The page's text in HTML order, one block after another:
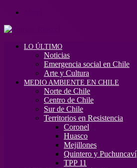
LO ÚLTIMO
Noticias
Emergencia social en Chile
Arte y Cultura
MEDIO AMBIENTE EN CHILE
Norte de Chile
Centro de Chile
Sur de Chile
Territorios en Resistencia
Coronel
Huasco
Mejillones
Quintero y Puchuncaví
TPP 11